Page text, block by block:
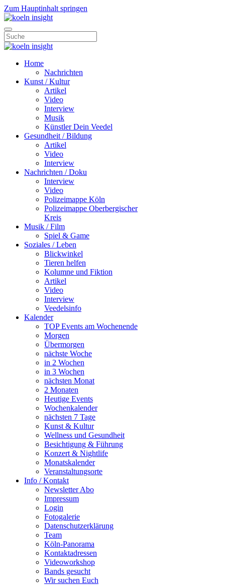
Zum Hauptinhalt springen
Home
Nachrichten
Kunst / Kultur
Artikel
Video
Interview
Musik
Künstler Dein Veedel
Gesundheit / Bildung
Artikel
Video
Interview
Nachrichten / Doku
Interview
Video
Polizeimappe Köln
Polizeimappe Oberbergischer
Kreis
Musik / Film
Spiel & Game
Soziales / Leben
Blickwinkel
Tieren helfen
Kolumne und Fiktion
Artikel
Video
Interview
Veedelsinfo
Kalender
TOP Events am Wochenende
Morgen
Übermorgen
nächste Woche
in 2 Wochen
in 3 Wochen
nächsten Monat
2 Monaten
Heutige Events
Wochenkalender
nächsten 7 Tage
Kunst & Kultur
Wellness und Gesundheit
Besichtigung & Führung
Konzert & Nightlife
Monatskalender
Veranstaltungsorte
Info / Kontakt
Newsletter Abo
Impressum
Login
Fotogalerie
Datenschutzerklärung
Team
Köln-Panorama
Kontaktadressen
Videoworkshop
Bands gesucht
Wir suchen Euch